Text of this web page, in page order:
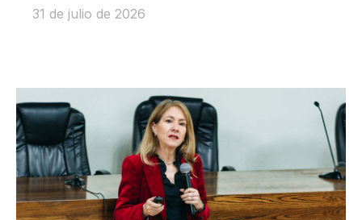
31 de julio de 2026